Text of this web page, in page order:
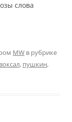
слова
MW в рубрике
воксал, пушкин,